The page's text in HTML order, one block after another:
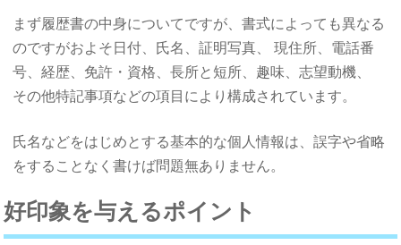
まず履歴書の中身についてですが、書式によっても異なる
のですがおよそ日付、氏名、証明写真、 現住所、電話番
号、経歴、免許・資格、長所と短所、趣味、志望動機、
その他特記事項などの項目により構成されています。
氏名などをはじめとする基本的な個人情報は、誤字や省略
をすることなく書けば問題無ありません。
好印象を与えるポイント